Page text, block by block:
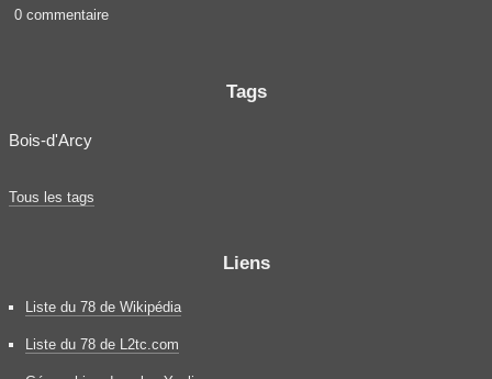
0 commentaire
Tags
Bois-d'Arcy
Tous les tags
Liens
Liste du 78 de Wikipédia
Liste du 78 de L2tc.com